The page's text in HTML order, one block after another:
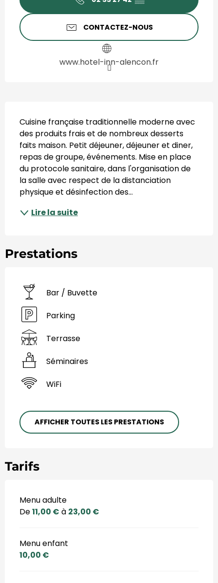
CONTACTEZ-NOUS
www.hotel-inn-alencon.fr
Cuisine française traditionnelle moderne avec
des produits frais et de nombreux desserts
faits maison. Petit déjeuner, déjeuner et diner,
repas de groupe, événements. Mise en place
du protocole sanitaire, dans l'organisation de
la salle avec respect de la distanciation
physique et désinfection des...
Lire la suite
Prestations
Bar / Buvette
Parking
Terrasse
Séminaires
WiFi
AFFICHER TOUTES LES PRESTATIONS
Tarifs
Menu adulte
De11,00 € à 23,00 €
Menu enfant
10,00 €